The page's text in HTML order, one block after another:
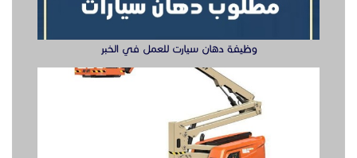
تصنيع صناديق وهياكل سيارات الشرقية